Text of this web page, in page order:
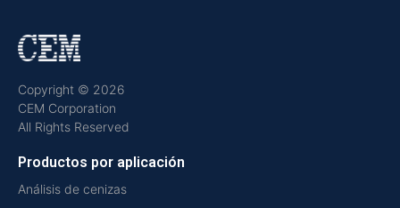
Copyright © 2026
CEM Corporation
All Rights Reserved
Productos por aplicación
Análisis de cenizas